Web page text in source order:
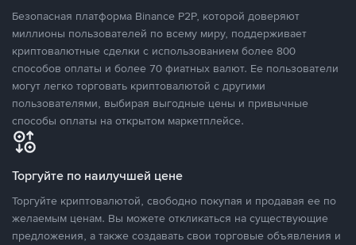
Безопасная платформа Binance P2P, которой доверяют
миллионы пользователей по всему миру, поддерживает
криптовалютные сделки с использованием более 800
способов оплаты и более 70 фиатных валют. Ее пользователи
могут легко торговать криптовалютой с другими
пользователями, выбирая выгодные цены и привычные
способы оплаты на открытом маркетплейсе.
Торгуйте по наилучшей цене
Торгуйте криптовалютой, свободно покупая и продавая ее по
желаемым ценам. Вы можете откликаться на существующие
предложения, а также создавать свои торговые объявления и